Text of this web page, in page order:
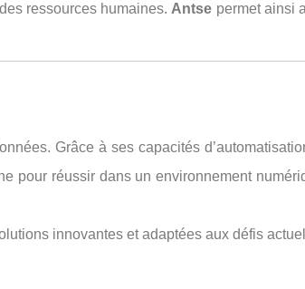
ressources humaines.Antse permet ainsi
Grâce à ses capacités
pour réussir dans un environnement
innovantes et adaptées aux défis